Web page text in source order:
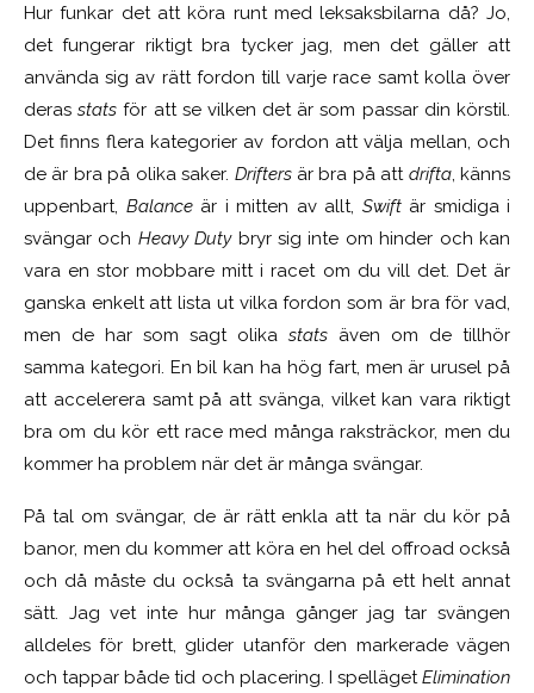
Hur funkar det att köra runt med leksaksbilarna då? Jo,
det fungerar riktigt bra tycker jag, men det gäller att
använda sig av rätt fordon till varje race samt kolla över
derasstats för att se vilken det är som passar din körstil.
Det finns flera kategorier av fordon att välja mellan, och
de är bra på olika saker. Driftersär bra på att drifta, känns
uppenbart, Balanceär i mitten av allt, Swiftär smidiga i
svängar och Heavy Dutybryr sig inte om hinder och kan
vara en stor mobbare mitt i racet om du vill det. Det är
ganska enkelt att lista ut vilka fordon som är bra för vad,
men de har som sagt olika stats även om de tillhör
samma kategori. En bil kan ha hög fart, men är urusel på
att accelerera samt på att svänga, vilket kan vara riktigt
bra om du kör ett race med många raksträckor, men du
kommer ha problem när det är många svängar.
På tal om svängar, de är rätt enkla att ta när du kör på
banor, men du kommer att köra en hel del offroad också
och då måste du också ta svängarna på ett helt annat
sätt. Jag vet inte hur många gånger jag tar svängen
alldeles för brett, glider utanför den markerade vägen
och tappar både tid och placering. I spellägetElimination